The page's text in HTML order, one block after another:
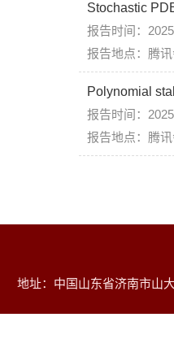
Stochastic
报告时间：
报告地点：腾
Polynomial
报告时间：
报告地点：腾
地址：中国山东省济南市山